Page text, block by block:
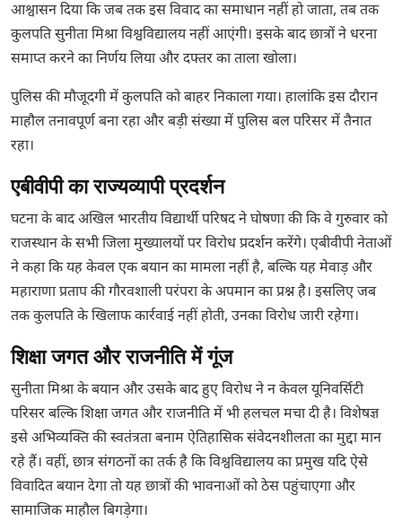
आश्वासन दिया कि जब तक इस विवाद का समाधान नहीं हो जाता, तब तक
कुलपति सुनीता मिश्रा विश्वविद्यालय नहीं आएंगी। इसके बाद छात्रों ने धरना
समाप्त करने का निर्णय लिया और दफ्तर का ताला खोला।
पुलिस की मौजूदगी में कुलपति को बाहर निकाला गया। हालांकि इस दौरान
माहौल तनावपूर्ण बना रहा और बड़ी संख्या में पुलिस बल परिसर में तैनात
रहा।
एबीवीपी का राज्यव्यापी प्रदर्शन
घटना के बाद अखिल भारतीय विद्यार्थी परिषद ने घोषणा की कि वे गुरुवार को
राजस्थान के सभी जिला मुख्यालयों पर विरोध प्रदर्शन करेंगे। एबीवीपी नेताओं
ने कहा कि यह केवल एक बयान का मामला नहीं है, बल्कि यह मेवाड़ और
महाराणा प्रताप की गौरवशाली परंपरा के अपमान का प्रश्न है। इसलिए जब
तक कुलपति के खिलाफ कार्रवाई नहीं होती, उनका विरोध जारी रहेगा।
शिक्षा जगत और राजनीति में गूंज
सुनीता मिश्रा के बयान और उसके बाद हुए विरोध ने न केवल यूनिवर्सिटी
परिसर बल्कि शिक्षा जगत और राजनीति में भी हलचल मचा दी है। विशेषज्ञ
इसे अभिव्यक्ति की स्वतंत्रता बनाम ऐतिहासिक संवेदनशीलता का मुद्दा मान
रहे हैं। वहीं, छात्र संगठनों का तर्क है कि विश्वविद्यालय का प्रमुख यदि ऐसे
विवादित बयान देगा तो यह छात्रों की भावनाओं को ठेस पहुंचाएगा और
सामाजिक माहौल बिगड़ेगा।